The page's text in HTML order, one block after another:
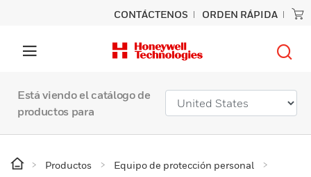
CONTÁCTENOS ORDEN RÁPIDA
Está viendo el catálogo de
productos para
Productos
Equipo de protección personal